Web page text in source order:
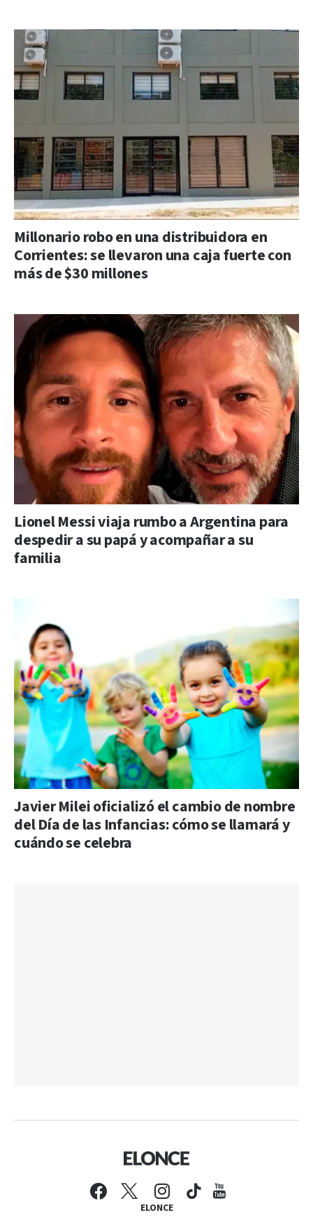
Millonario robo en una distribuidora en
Corrientes: se llevaron una caja fuerte con
más de $30 millones
Lionel Messi viaja rumbo a Argentina para
despedir a su papá y acompañar a su
familia
Javier Milei oficializó el cambio de nombre
del Día de las Infancias: cómo se llamará y
cuándo se celebra
ELONCE